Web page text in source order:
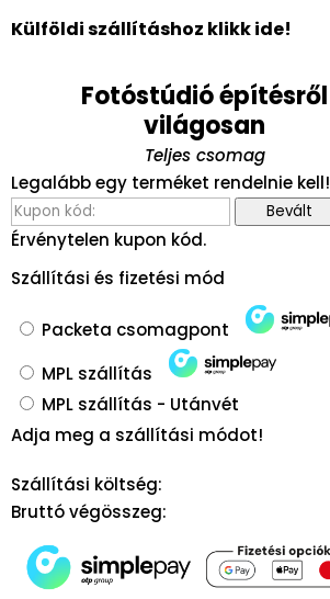
Külföldi szállításhoz klikk ide!
Fotóstúdió építésről
világosan
Teljes csomag
Legalább egy terméket rendelnie kell!
Bevált
Érvénytelen kupon kód.
Szállítási és fizetési mód
Packeta csomagpont
MPL szállítás
MPL szállítás - Utánvét
Adja meg a szállítási módot!
Szállítási költség:
Bruttó végösszeg: